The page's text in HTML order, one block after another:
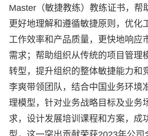
Master（敏捷教练）教练证书，帮
更好地理解和遵循敏捷原则，优化
工作效率和产品质量，更快地响应
需求；帮助组织从传统的项目管理
转型，提升组织的整体敏捷能力和
李爽带领团队，结合中国业务环境
理模型，针对业务战略目标及业务
求，设计发展培训课程和方案，成